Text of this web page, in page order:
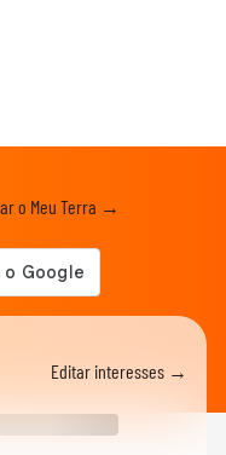
o Meu Terra →
Editar interesses →